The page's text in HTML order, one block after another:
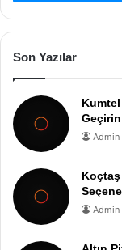
Son Yazılar
Geçirin
Admin
Koçtaş
Admin